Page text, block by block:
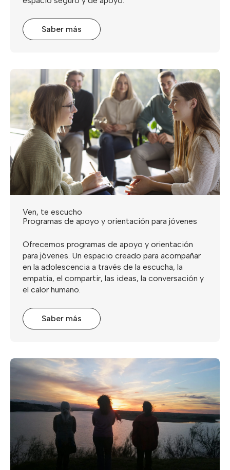
Saber más
Ven, te escucho
Programas de apoyo y orientación para jóvenes
Ofrecemos programas de apoyo y orientación
para jóvenes. Un espacio creado para acompañar
en la adolescencia a través de la escucha, la
empatía, el compartir, las ideas, la conversación y
el calor humano.
Saber más